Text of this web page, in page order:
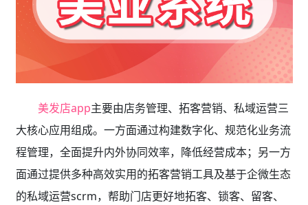
美发店app主要由店务管理、拓客营销、私域运营三
大核心应用组成。一方面通过构建数字化、规范化业务流
程管理，全面提升内外协同效率，降低经营成本；另一方
面通过提供多种高效实用的拓客营销工具及基于企微生态
的私域运营scrm，帮助门店更好地拓客、锁客、留客、